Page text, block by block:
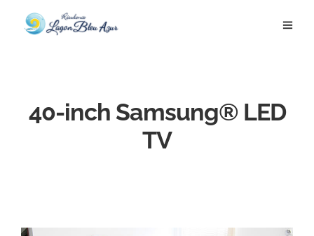
40-inch Samsung® LED
TV